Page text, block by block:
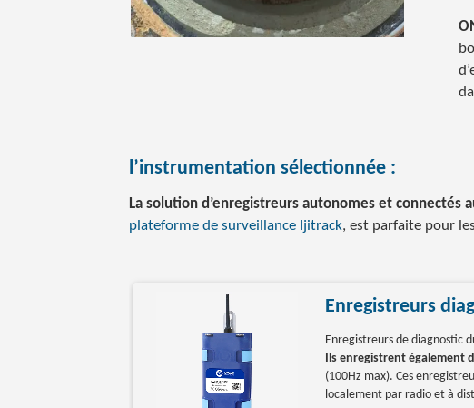
l’instrumentation sélectionnée :
La solution d’enregistreurs autonomes et connectés
plateforme de surveillance Ijitrack, est parfaite pour
Enregistreurs
Enregistreurs de diagnostic
Ils enregistrent également
(100Hz max). Ces
localement par radio et à